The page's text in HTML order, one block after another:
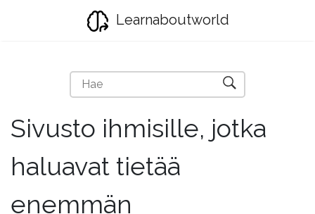
Learnaboutworld
Sivusto ihmisille, jotka
haluavat tietää
enemmän